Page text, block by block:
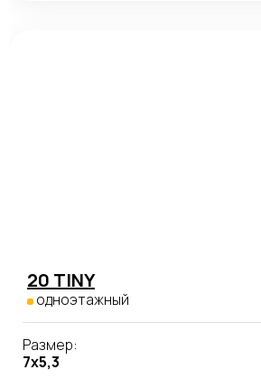
20 TINY
одноэтажный
Размер:
7х5,3